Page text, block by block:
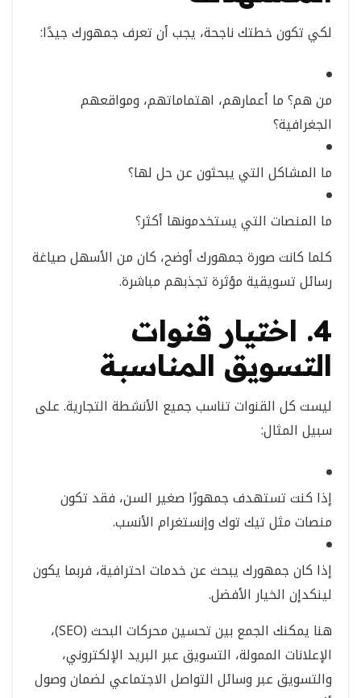
لكي تكون خطتك ناجحة، يجب أن تعرف جمهورك جيدًا:
من هم؟ ما أعمارهم، اهتماماتهم، ومواقعهم
الجغرافية؟
ما المشاكل التي يبحثون عن حل لها؟
ما المنصات التي يستخدمونها أكثر؟
كلما كانت صورة جمهورك أوضح، كان من الأسهل صياغة
رسائل تسويقية مؤثرة تجذبهم مباشرة.
4. اختيار قنوات
التسويق المناسبة
ليست كل القنوات تناسب جميع الأنشطة التجارية. على
سبيل المثال:
إذا كنت تستهدف جمهورًا صغير السن، فقد تكون
منصات مثل تيك توك وإنستغرام الأنسب.
إذا كان جمهورك يبحث عن خدمات احترافية، فربما يكون
لينكدإن الخيار الأفضل.
هنا يمكنك الجمع بين تحسين محركات البحث (SEO)،
الإعلانات الممولة، التسويق عبر البريد الإلكتروني،
والتسويق عبر وسائل التواصل الاجتماعي لضمان وصول